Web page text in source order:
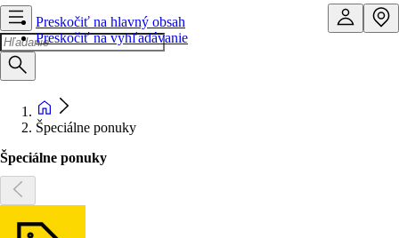
Preskočiť na hlavný obsah
Preskočiť na vyhľadávanie
Špeciálne ponuky
Špeciálne ponuky